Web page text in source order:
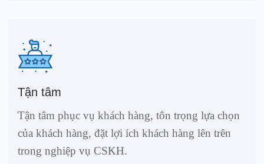
Tận tâm
Tận tâm phục vụ khách hàng, tôn trọng lựa chọn
của khách hàng, đặt lợi ích khách hàng lên trên
trong nghiệp vụ CSKH.